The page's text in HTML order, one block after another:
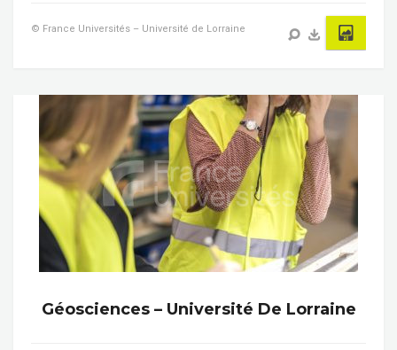
© France Universités – Université de Lorraine
Géosciences – Université De Lorraine